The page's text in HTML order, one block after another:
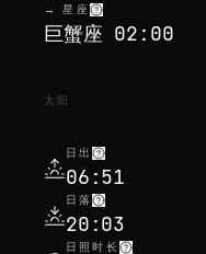
→ 星座
巨蟹座 02:00
太阳
日出
06:51
日落
20:03
日照时长